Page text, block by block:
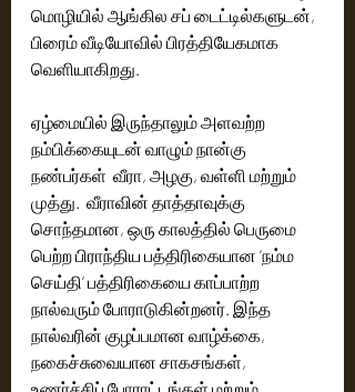
மொழியில் ஆங்கில சப் டைட்டில்களுடன்,
பிரைம் வீடியோவில் பிரத்தியேகமாக
வெளியாகிறது.
ஏழ்மையில் இருந்தாலும் அளவற்ற
நம்பிக்கையுடன் வாழும் நான்கு
நண்பர்கள்  வீரா, அழகு, வள்ளி மற்றும்
முத்து.  வீராவின் தாத்தாவுக்கு
சொந்தமான, ஒரு காலத்தில் பெருமை
பெற்ற பிராந்திய பத்திரிகையான ‘நம்ம
செய்தி’ பத்திரிகையை காப்பாற்ற
நால்வரும் போராடுகின்றனர். இந்த
நால்வரின் குழப்பமான வாழ்க்கை,
நகைச்சுவையான சாகசங்கள்,
உணர்ச்சிப் போராட்டங்கள் மற்றும்